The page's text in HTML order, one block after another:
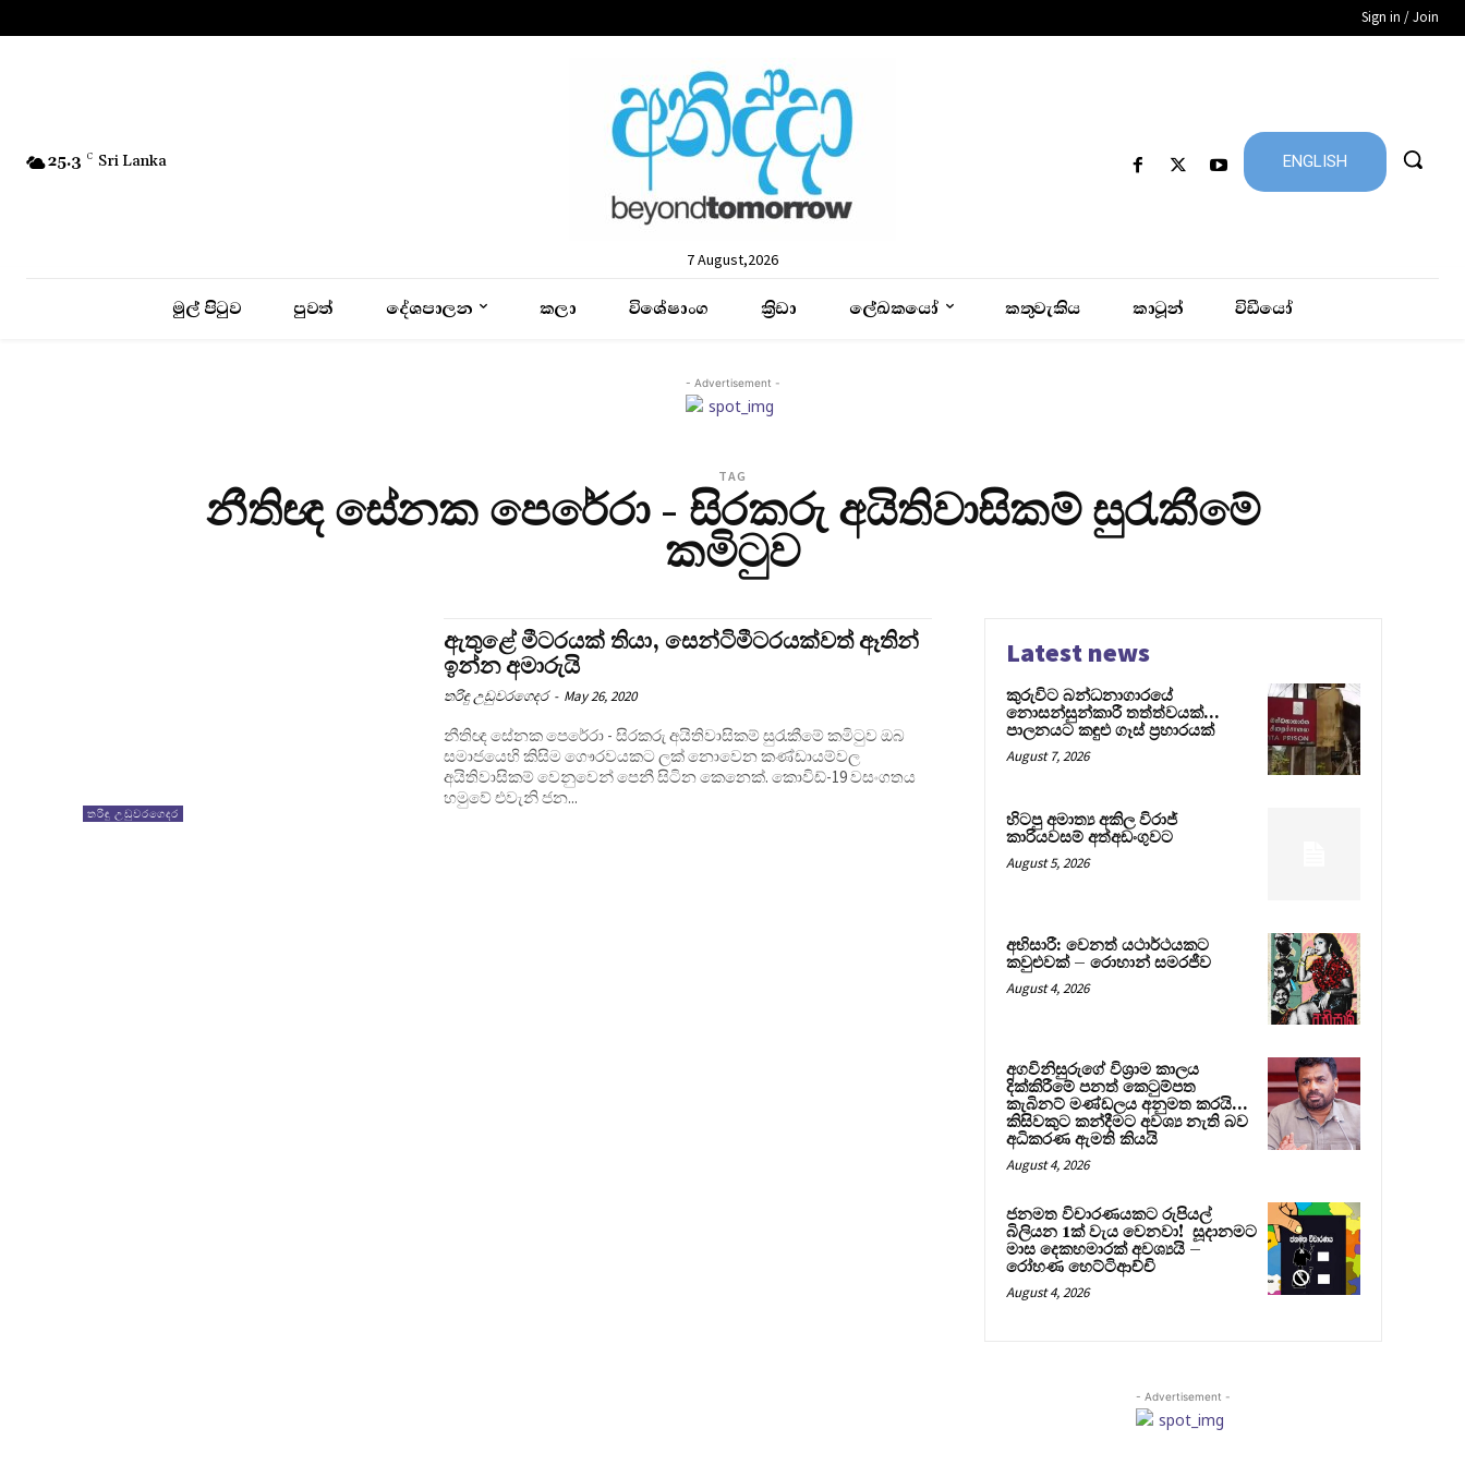
Sign in / Join
25.3 C Sri Lanka
7 August,2026
ENGLISH
මුල් පිටුව පුවත් දේශපාලන කලා විශේෂාංග ක්‍රිඩා ලේඛකයෝ කතුවැකිය කාටූන් විඩීයෝ
- Advertisement -
TAG
නීතිඥ සේනක පෙරේරා - සිරකරු අයිතිවාසිකම් සුරැකීමේ
කමිටුව
තරිඳු උඩුවරගෙදර
ඇතුළේ මීටරයක් තියා, සෙන්ටිමීටරයක්වත් ඈතින්
ඉන්න අමාරුයි
තරිඳු උඩුවරගෙදර - May 26, 2020
නීතිඥ සේනක පෙරේරා - සිරකරු අයිතිවාසිකම් සුරැකීමේ කමිටුව ඔබ
සමාජයෙහි කිසිම ගෞරවයකට ලක් නොවෙන කණ්ඩායම්වල
අයිතිවාසිකම් වෙනුවෙන් පෙනී සිටින කෙනෙක්. කොවිඩ්-19 වසංගතය
හමුවේ එවැනි ජන...
Latest news
කුරුවිට බන්ධනාගාරයේ
නොසන්සුන්කාරී තත්ත්වයක්…
පාලනයට කඳුළු ගෑස් ප්‍රහාරයක්
August 7, 2026
හිටපු අමාත්‍ය අකිල විරාජ්
කාරියවසම් අත්අඩංගුවට
August 5, 2026
අභිසාරී: වෙනත් යථාර්ථයකට
කවුළුවක් – රොහාන් සමරජීව
August 4, 2026
අගවිනිසුරුගේ විශ්‍රාම කාලය
දික්කිරීමේ පනත් කෙටුම්පත
කැබිනට් මණ්ඩලය අනුමත කරයි…
කිසිවකුට කන්දීමට අවශ්‍ය නැති බව
අධිකරණ ඇමති කියයි
August 4, 2026
ජනමත විචාරණයකට රුපියල්
බිලියන 1ක් වැය වෙනවා! සූදානමට
මාස දෙකහමාරක් අවශ්‍යයි –
රෝහණ හෙට්ටිආච්චි
August 4, 2026
- Advertisement -